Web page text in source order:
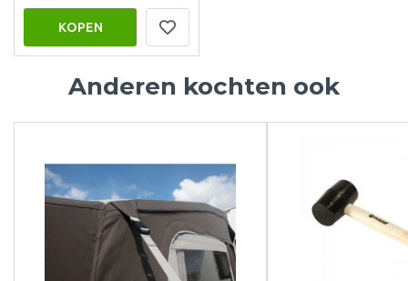
KOPEN
Anderen kochten ook